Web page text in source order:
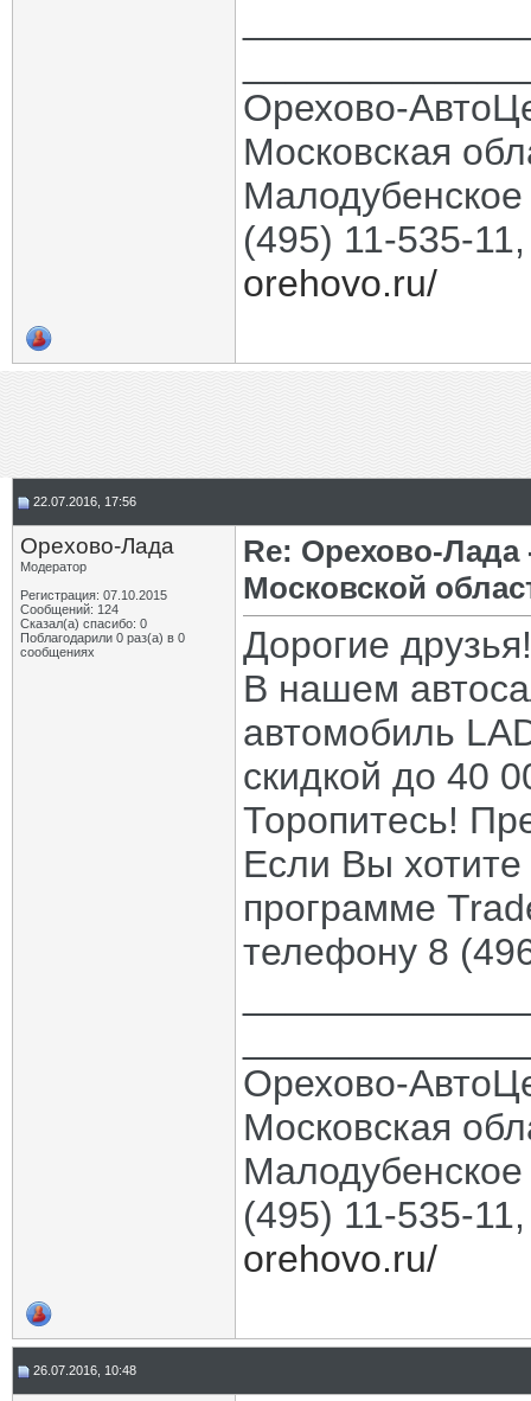
Орехово-
Московская
(495) 11-535-
orehovo.ru/
22.07.2016, 17:56
Орехово-Лада
Модератор
Регистрация: 07.10.2015
Сообщений: 124
Сказал(а) спасибо: 0
Поблагодарили 0 раз(а) в 0
сообщениях
Re: Орехово-
Московской
Дорогие друзья!
В нашем
автомобиль
скидкой до 40
Торопитесь!
Если Вы хотите
программе
телефону 8
Орехово-
Московская
(495) 11-535-
orehovo.ru/
26.07.2016, 10:48